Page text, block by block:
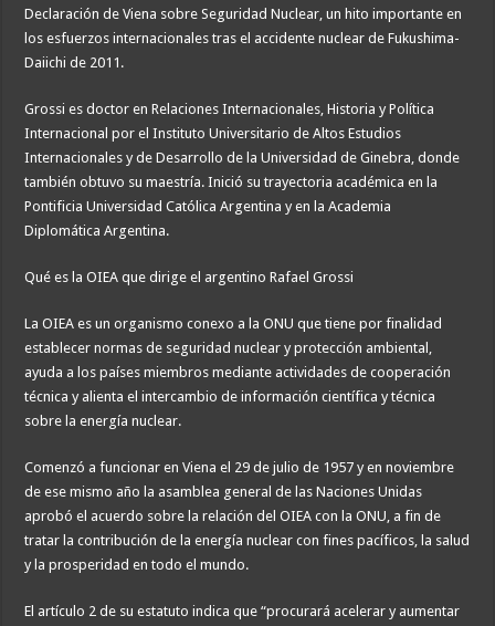
Declaración de Viena sobre Seguridad Nuclear, un hito importante en
los esfuerzos internacionales tras el accidente nuclear de Fukushima-
Daiichi de 2011.
Grossi es doctor en Relaciones Internacionales, Historia y Política
Internacional por el Instituto Universitario de Altos Estudios
Internacionales y de Desarrollo de la Universidad de Ginebra, donde
también obtuvo su maestría. Inició su trayectoria académica en la
Pontificia Universidad Católica Argentina y en la Academia
Diplomática Argentina.
Qué es la OIEA que dirige el argentino Rafael Grossi
La OIEA es un organismo conexo a la ONU que tiene por finalidad
establecer normas de seguridad nuclear y protección ambiental,
ayuda a los países miembros mediante actividades de cooperación
técnica y alienta el intercambio de información científica y técnica
sobre la energía nuclear.
Comenzó a funcionar en Viena el 29 de julio de 1957 y en noviembre
de ese mismo año la asamblea general de las Naciones Unidas
aprobó el acuerdo sobre la relación del OIEA con la ONU, a fin de
tratar la contribución de la energía nuclear con fines pacíficos, la salud
y la prosperidad en todo el mundo.
El artículo 2 de su estatuto indica que “procurará acelerar y aumentar